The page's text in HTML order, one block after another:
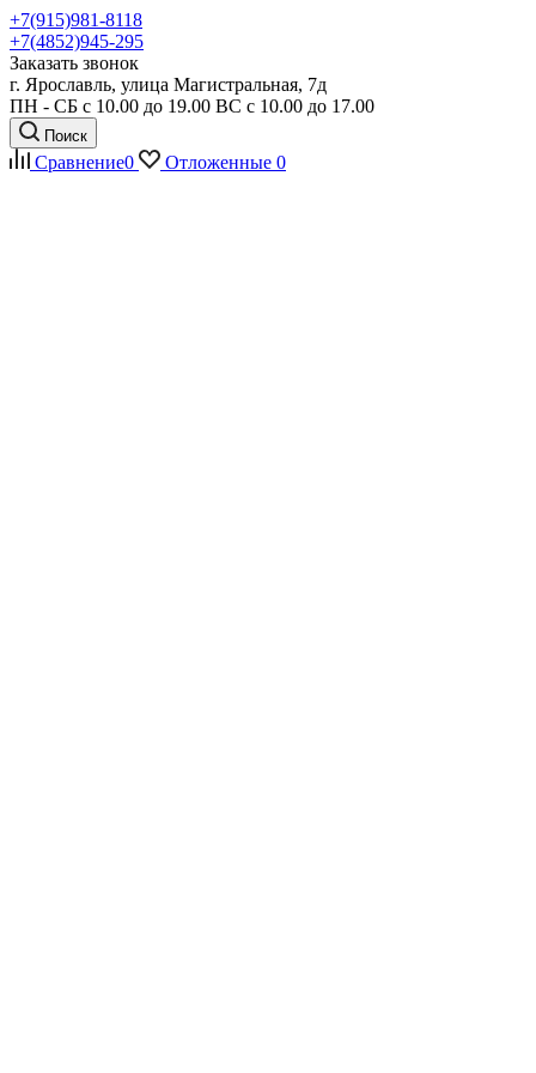
+7(915)981-8118
+7(4852)945-295
Заказать звонок
г. Ярославль, улица Магистральная, 7д
ПН - СБ с 10.00 до 19.00 ВС с 10.00 до 17.00
Поиск
Сравнение0 Отложенные 0